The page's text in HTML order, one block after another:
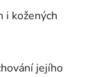
i kožených
jejího